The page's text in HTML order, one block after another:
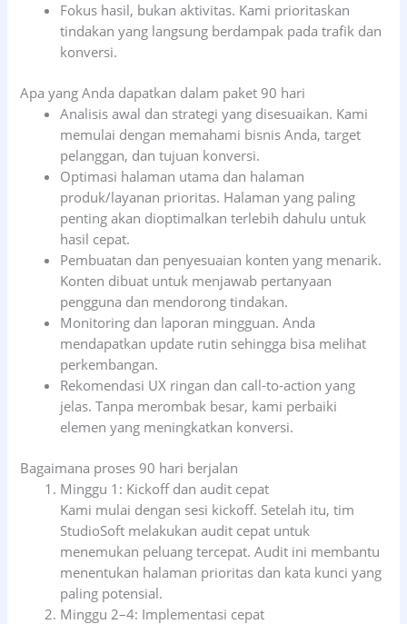
Fokus hasil, bukan aktivitas. Kami prioritaskan
tindakan yang langsung berdampak pada trafik dan
konversi.
Apa yang Anda dapatkan dalam paket 90 hari
Analisis awal dan strategi yang disesuaikan. Kami
memulai dengan memahami bisnis Anda, target
pelanggan, dan tujuan konversi.
Optimasi halaman utama dan halaman
produk/layanan prioritas. Halaman yang paling
penting akan dioptimalkan terlebih dahulu untuk
hasil cepat.
Pembuatan dan penyesuaian konten yang menarik.
Konten dibuat untuk menjawab pertanyaan
pengguna dan mendorong tindakan.
Monitoring dan laporan mingguan. Anda
mendapatkan update rutin sehingga bisa melihat
perkembangan.
Rekomendasi UX ringan dan call-to-action yang
jelas. Tanpa merombak besar, kami perbaiki
elemen yang meningkatkan konversi.
Bagaimana proses 90 hari berjalan
Minggu 1: Kickoff dan audit cepat
Kami mulai dengan sesi kickoff. Setelah itu, tim
StudioSoft melakukan audit cepat untuk
menemukan peluang tercepat. Audit ini membantu
menentukan halaman prioritas dan kata kunci yang
paling potensial.
Minggu 2–4: Implementasi cepat